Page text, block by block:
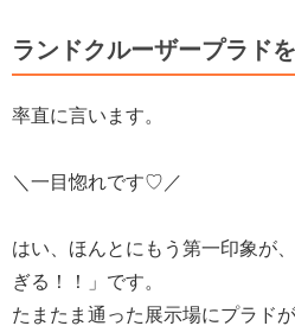
ランドクルーザープラド
率直に言います。
＼一目惚れです♡／
はい、ほんとにもう第一印象が
ぎる！！」です。
たまたま通った展示場にプラド